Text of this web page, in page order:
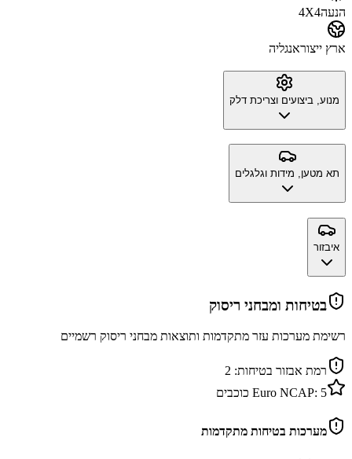
הנעה4X4
ארץ ייצוראנגליה
מנוע, ביצועים וצריכת דלק
תא מטען, מידות וגלגלים
איבזור
בטיחות ומבחני ריסוק
רשימת מערכות עזר מתקדמות ותוצאות מבחני ריסוק רשמיים
רמת אבזור בטיחות: 2
Euro NCAP: 5 כוכבים
מערכות בטיחות מתקדמות